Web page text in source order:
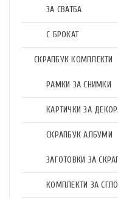
ЗА СВАТБА
С БРОКАТ
СКРАПБУК КОМПЛЕКТИ
РАМКИ ЗА СНИМКИ
КАРТИЧКИ ЗА
СКРАПБУК АЛБУМИ
ЗАГОТОВКИ ЗА
КОМПЛЕКТИ ЗА